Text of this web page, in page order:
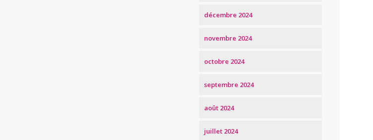
décembre 2024
novembre 2024
octobre 2024
septembre 2024
août 2024
juillet 2024